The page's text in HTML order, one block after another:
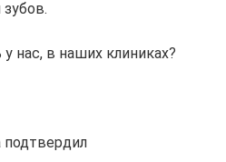
нас, в наших клиниках?
подтвердил